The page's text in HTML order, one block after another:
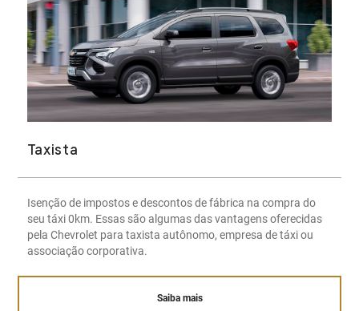
Taxista
Isenção de impostos e descontos de fábrica na compra do
seu táxi 0km. Essas são algumas das vantagens oferecidas
pela Chevrolet para taxista autônomo, empresa de táxi ou
associação corporativa.
Saiba mais